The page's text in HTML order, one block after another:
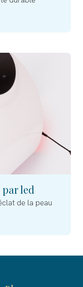
led
de la peau